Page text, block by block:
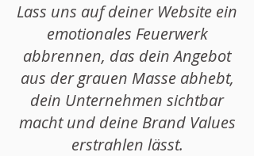
Lass uns auf deiner Website ein
emotionales Feuerwerk
abbrennen, das dein Angebot
aus der grauen Masse abhebt,
dein Unternehmen sichtbar
macht und deine Brand Values
erstrahlen lässt.